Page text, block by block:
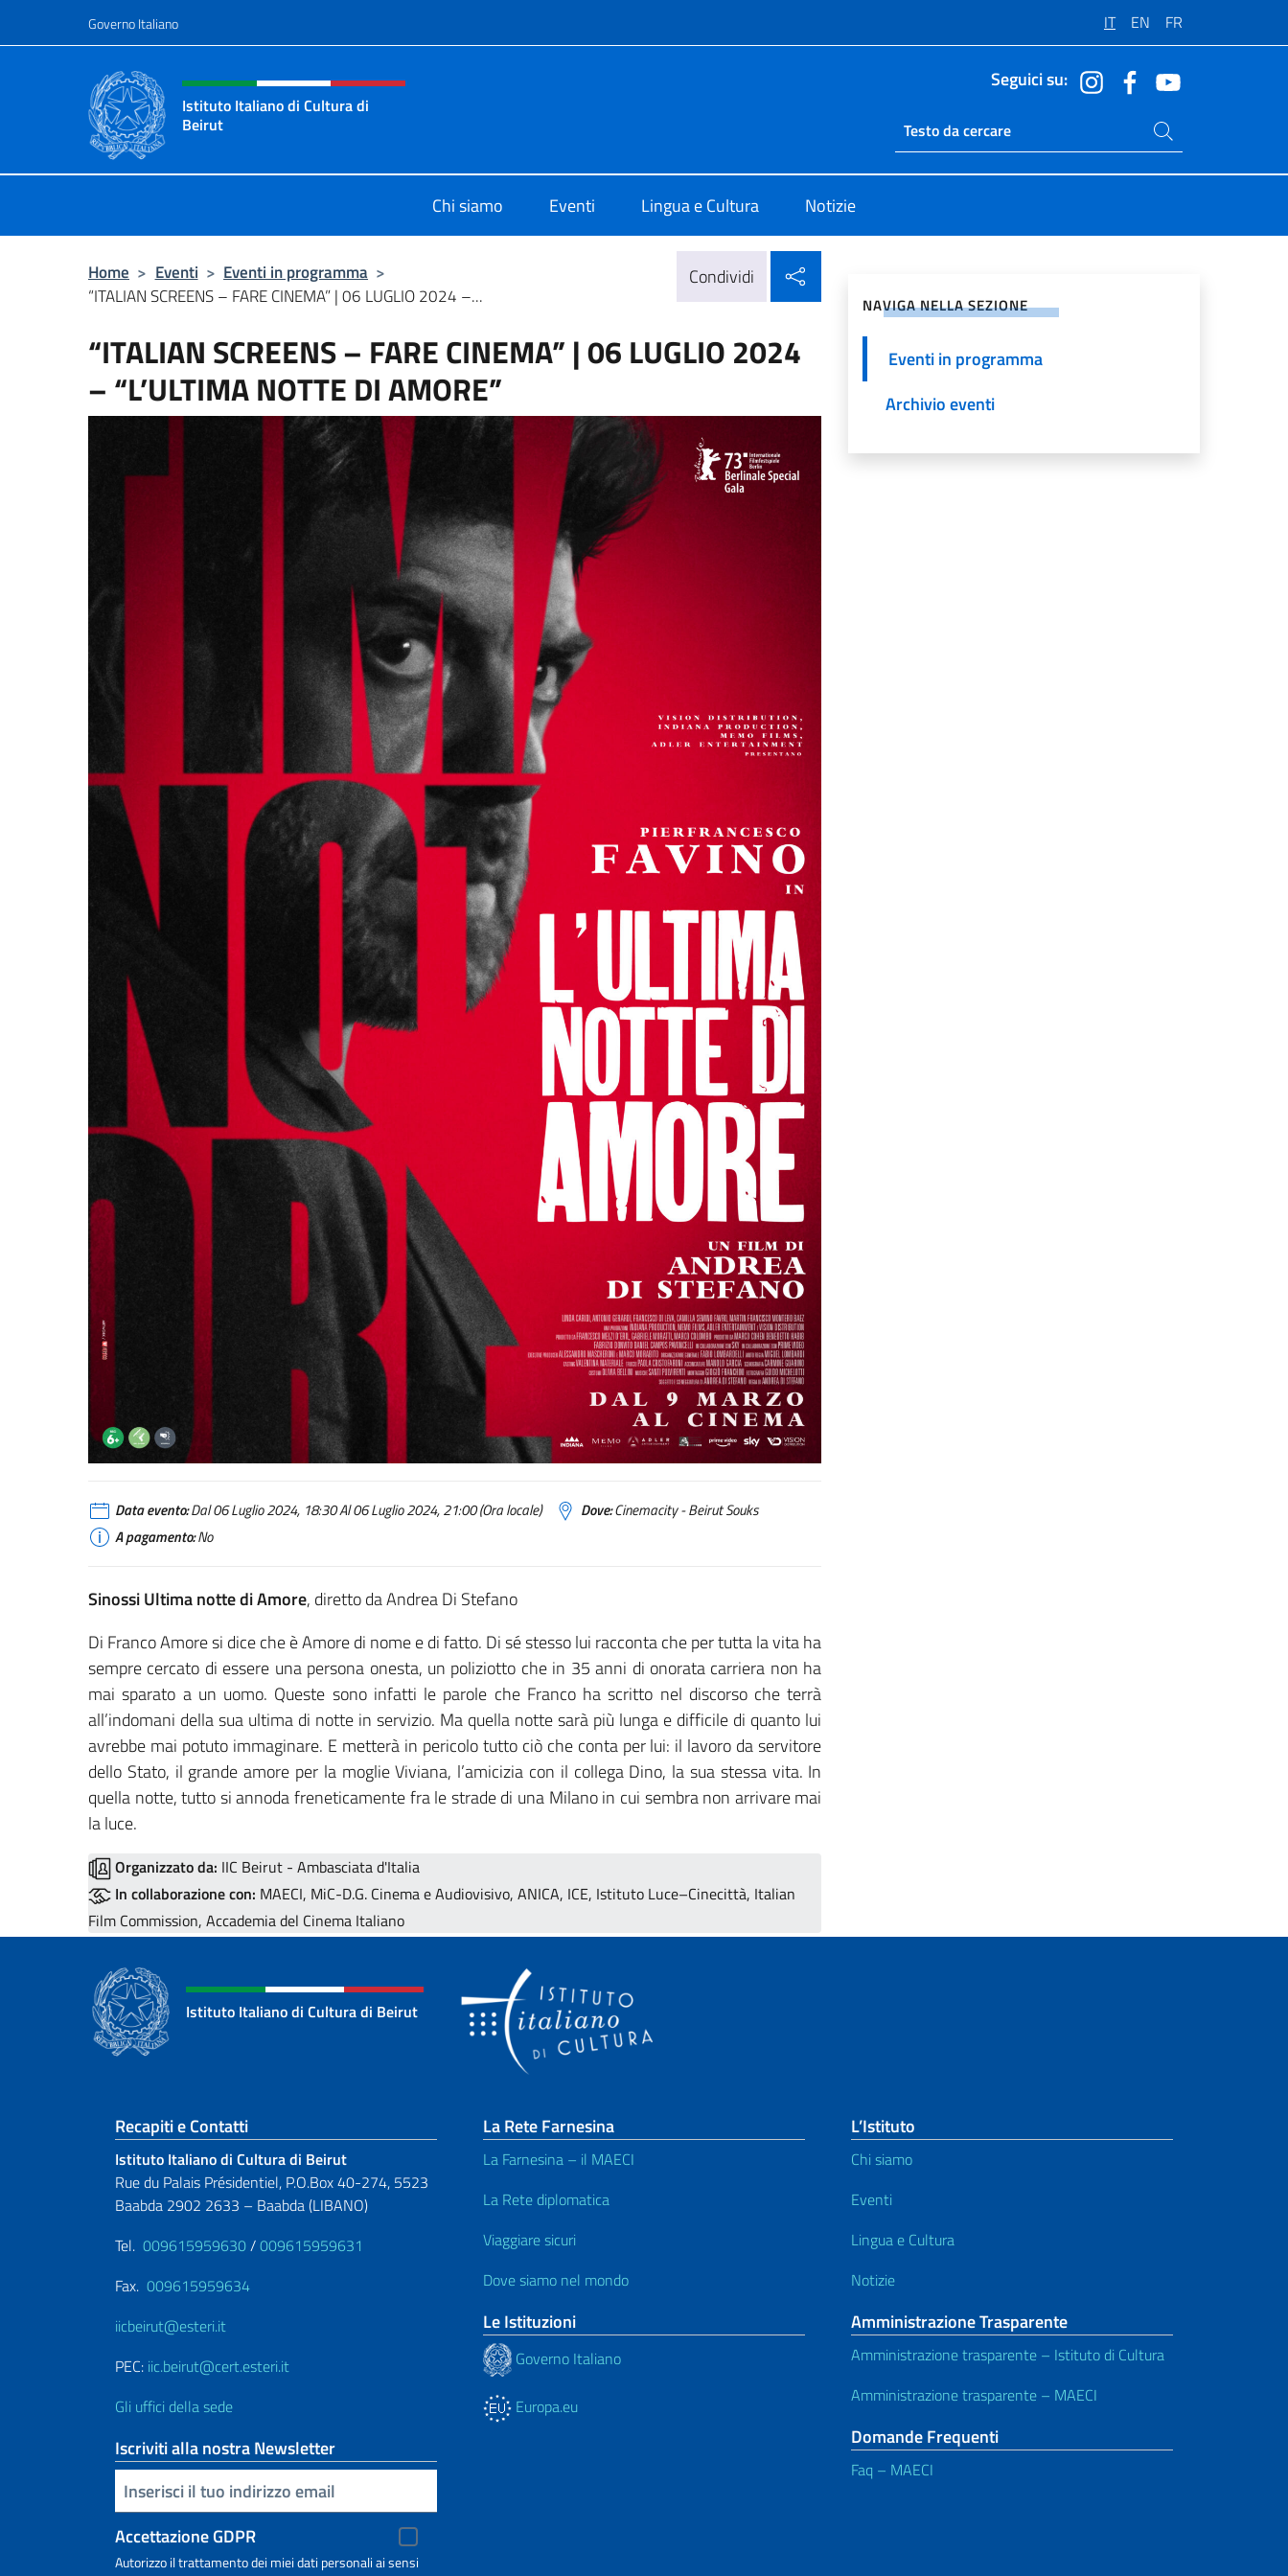
Governo Italiano IT EN FR
Intestazione sito, social e menù
Istituto Italiano di Cultura di
Beirut
Seguici su:
Ricerca sito live
Cerca nel sito
Chi siamo Eventi Lingua e Cultura Notizie
Home > Eventi > Eventi in programma >
“ITALIAN SCREENS – FARE CINEMA” | 06 LUGLIO 2024 –...
Condividi
“ITALIAN SCREENS – FARE CINEMA” | 06 LUGLIO 2024
– “L’ULTIMA NOTTE DI AMORE”
Data evento:Dal 06 Luglio 2024, 18:30 Al 06 Luglio 2024, 21:00 (Ora locale) Dove:Cinemacity - Beirut Souks
A pagamento:No
Sinossi Ultima notte di Amore, diretto da Andrea Di Stefano
Di Franco Amore si dice che è Amore di nome e di fatto. Di sé stesso lui racconta che per tutta la vita ha
sempre cercato di essere una persona onesta, un poliziotto che in 35 anni di onorata carriera non ha
mai sparato a un uomo. Queste sono infatti le parole che Franco ha scritto nel discorso che terrà
all’indomani della sua ultima di notte in servizio. Ma quella notte sarà più lunga e difficile di quanto lui
avrebbe mai potuto immaginare. E metterà in pericolo tutto ciò che conta per lui: il lavoro da servitore
dello Stato, il grande amore per la moglie Viviana, l’amicizia con il collega Dino, la sua stessa vita. In
quella notte, tutto si annoda freneticamente fra le strade di una Milano in cui sembra non arrivare mai
la luce.
Organizzato da: IIC Beirut - Ambasciata d'Italia
In collaborazione con: MAECI, MiC-D.G. Cinema e Audiovisivo, ANICA, ICE, Istituto Luce–Cinecittà, Italian
Film Commission, Accademia del Cinema Italiano
NAVIGA NELLA SEZIONE
Eventi in programma
Archivio eventi
Istituto Italiano di Cultura di Beirut
Sezione footer
Recapiti e Contatti
Istituto Italiano di Cultura di Beirut
Rue du Palais Présidentiel, P.O.Box 40-274, 5523
Baabda 2902 2633 – Baabda (LIBANO)
Tel. 009615959630/009615959631
Fax. 009615959634
iicbeirut@esteri.it
PEC: iic.beirut@cert.esteri.it
Gli uffici della sede
Iscriviti alla nostra Newsletter
Inserisci la tua email
Accettazione GDPR
Autorizzo il trattamento dei miei dati personali ai sensi
La Rete Farnesina
La Farnesina – il MAECI
La Rete diplomatica
Viaggiare sicuri
Dove siamo nel mondo
Le Istituzioni
Governo Italiano
Europa.eu
L’Istituto
Chi siamo
Eventi
Lingua e Cultura
Notizie
Amministrazione Trasparente
Amministrazione trasparente – Istituto di Cultura
Amministrazione trasparente – MAECI
Domande Frequenti
Faq – MAECI